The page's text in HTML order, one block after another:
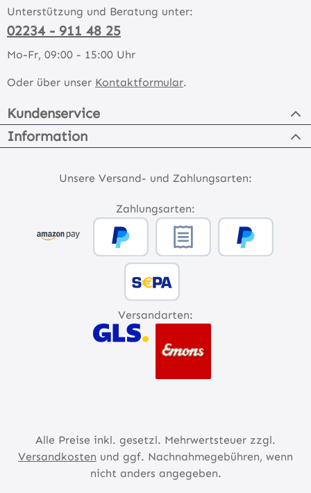
Unterstützung und Beratung unter:
02234 - 911 48 25
Mo-Fr, 09:00 - 15:00 Uhr
Oder über unser Kontaktformular.
Kundenservice
Information
Unsere Versand- und Zahlungsarten:
Zahlungsarten:
Versandarten:
Alle Preise inkl. gesetzl. Mehrwertsteuer zzgl.
Versandkosten und ggf. Nachnahmegebühren, wenn
nicht anders angegeben.